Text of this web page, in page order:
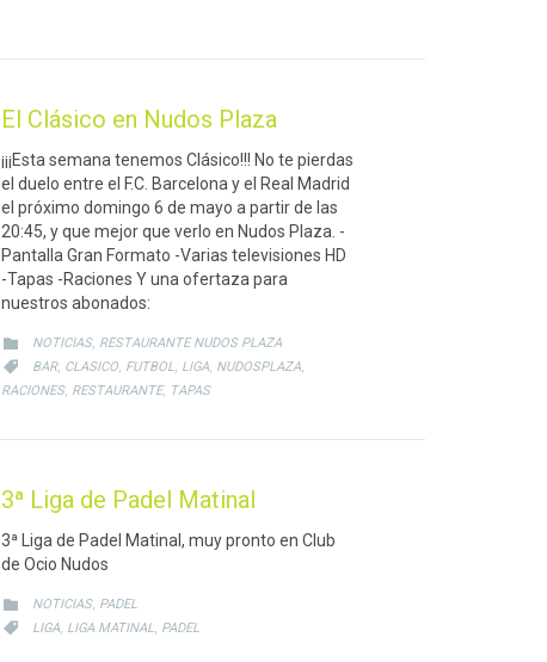
El Clásico en Nudos Plaza
¡¡¡Esta semana tenemos Clásico!!! No te pierdas
el duelo entre el F.C. Barcelona y el Real Madrid
el próximo domingo 6 de mayo a partir de las
20:45, y que mejor que verlo en Nudos Plaza. -
Pantalla Gran Formato -Varias televisiones HD
-Tapas -Raciones Y una ofertaza para
nuestros abonados:
 CATEGORY
NOTICIAS, RESTAURANTE NUDOS PLAZA

CATEGORY
BAR, CLASICO, FUTBOL, LIGA, NUDOSPLAZA,
RACIONES, RESTAURANTE, TAPAS
3ª Liga de Padel Matinal
3ª Liga de Padel Matinal, muy pronto en Club
de Ocio Nudos
 CATEGORY
NOTICIAS, PADEL

CATEGORY
LIGA, LIGA MATINAL, PADEL